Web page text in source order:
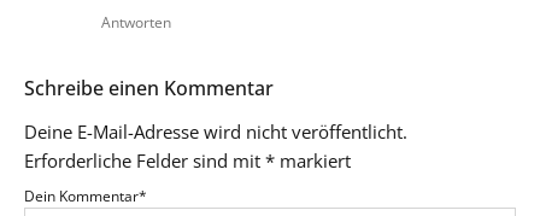
Antworten
Schreibe einen Kommentar
Deine E-Mail-Adresse wird nicht veröffentlicht.
Erforderliche Felder sind mit * markiert
Dein Kommentar*